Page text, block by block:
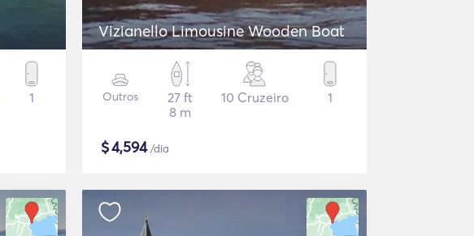
1
Vizianello Limousine Wooden Boat
Outros
27 ft
8 m
10 Cruzeiro 1
$4,594/dia